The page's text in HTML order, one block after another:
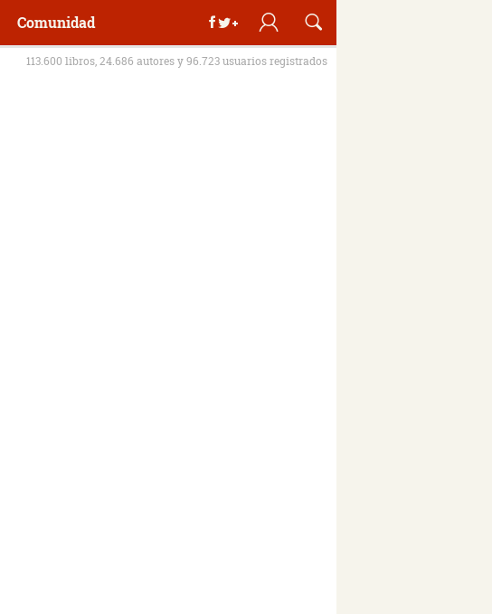
Comunidad
113.600 libros, 24.686 autores y 96.723 usuarios registrados